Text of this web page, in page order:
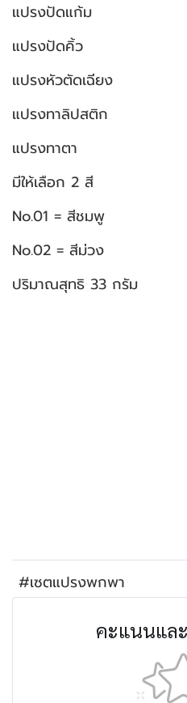
แปรงปัดแก้ม
แปรงปัดคิ้ว
แปรงหัวตัดเฉียง
แปรงทาลิปสติก
แปรงทาตา
มีให้เลือก 2 สี
No.01 = สีชมพู
No.02 = สีม่วง
ปริมาณสุทธิ 33 กรัม
#เซตแปรงพกพา
คะแนนแล